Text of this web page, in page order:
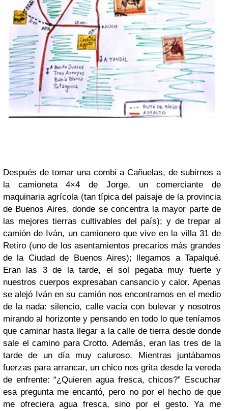
Después de tomar una combi a Cañuelas, de subirnos a
la camioneta 4×4 de Jorge, un comerciante de
maquinaria agrícola (tan típica del paisaje de la provincia
de Buenos Aires, donde se concentra la mayor parte de
las mejores tierras cultivables del país); y de trepar al
camión de Iván, un camionero que vive en la villa 31 de
Retiro (uno de los asentamientos precarios más grandes
de la Ciudad de Buenos Aires); llegamos a Tapalqué.
Eran las 3 de la tarde, el sol pegaba muy fuerte y
nuestros cuerpos expresaban cansancio y calor. Apenas
se alejó Iván en su camión nos encontramos en el medio
de la nada: silencio, calle vacía con bulevar y nosotros
mirando al horizonte y pensando en todo lo que teníamos
que caminar hasta llegar a la calle de tierra desde donde
sale el camino para Crotto. Además, eran las tres de la
tarde de un día muy caluroso. Mientras juntábamos
fuerzas para arrancar, un chico nos grita desde la vereda
de enfrente: “¿Quieren agua fresca, chicos?” Escuchar
esa pregunta me encantó, pero no por el hecho de que
me ofreciera agua fresca, sino por el gesto. Ya me